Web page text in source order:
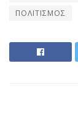
ΠΟΛΙΤΙΣΜΟΣ